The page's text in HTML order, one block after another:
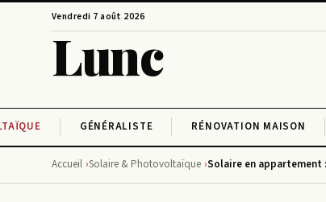
Vendredi 7 août 2026
Lunc
GÉNÉRALISTE RÉNOVATION MAISON
Accueil Solaire & Photovoltaïque Solaire en appartement